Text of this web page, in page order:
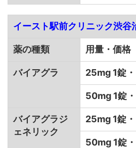
イースト駅前クリニック渋谷
薬の種類 用量・価格
バイアグラ 25mg 1錠
50mg 1錠
バイアグラジ
ェネリック
25mg 1錠
50mg 1錠